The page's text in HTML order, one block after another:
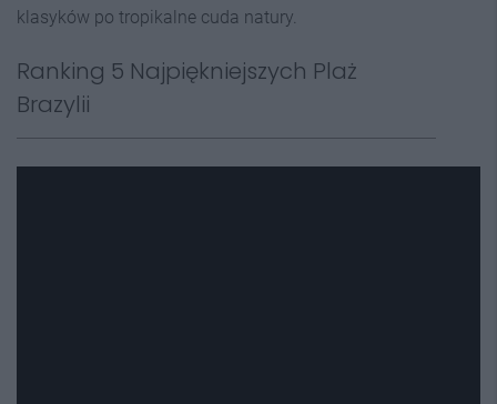
klasyków po tropikalne cuda natury.
Ranking 5 Najpiękniejszych Plaż
Brazylii